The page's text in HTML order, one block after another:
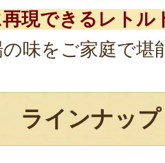
現できるレトル
味をご家庭で堪
ラインナップ